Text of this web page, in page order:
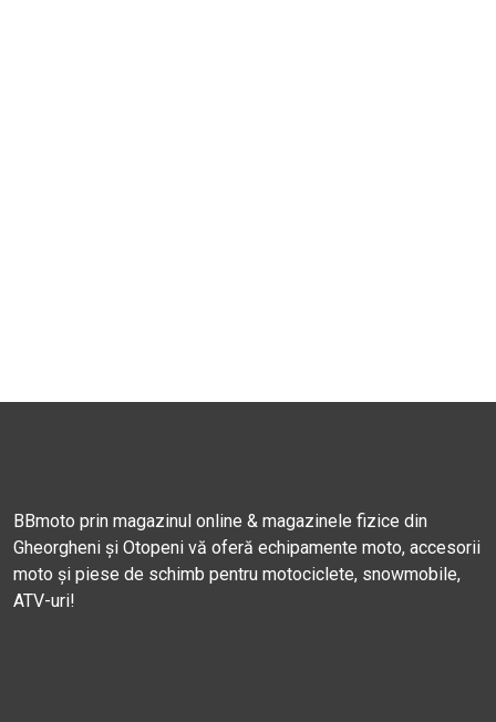
BBmoto prin magazinul online & magazinele fizice din
Gheorgheni și Otopeni vă oferă echipamente moto, accesorii
moto și piese de schimb pentru motociclete, snowmobile,
ATV-uri!